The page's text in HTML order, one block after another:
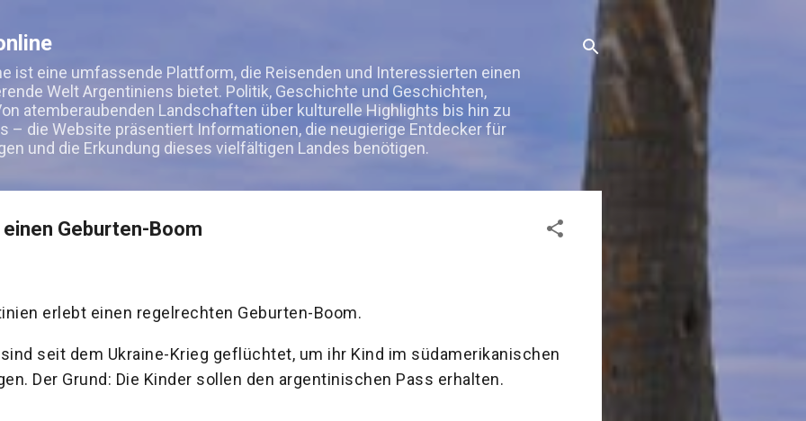
ist eine umfassende Plattform, die Reisenden und Interessierten einen
Welt Argentiniens bietet. Politik, Geschichte und Geschichten,
atemberaubenden Landschaften über kulturelle Highlights bis hin zu
– die Website präsentiert Informationen, die neugierige Entdecker für
und die Erkundung dieses vielfältigen Landes benötigen.
Geburten-Boom
erlebt einen regelrechten Geburten-Boom.
seit dem Ukraine-Krieg geflüchtet, um ihr Kind im südamerikanischen
Der Grund: Die Kinder sollen den argentinischen Pass erhalten.